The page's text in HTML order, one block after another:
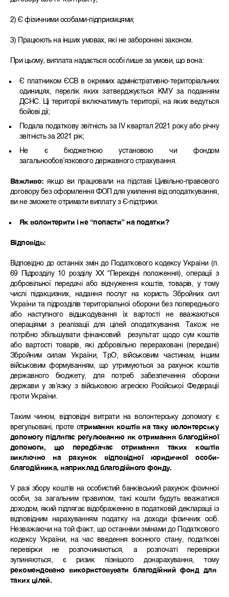
2) Є фізичними особами-підприємцями;
3) Працюють на інших умовах, які не заборонені законом.
При цьому, виплата надається особі лише за умови, що вона:
Є платником ЄСВ в окремих адміністративно-територіальних
одиницях, перелік яких затверджується КМУ за поданням
ДСНС. Ці території включатимуть території, на яких ведуться
бойові дії;
Подала податкову звітність за IV квартал 2021 року або річну
звітність за 2021 рік;
Не є бюджетною установою чи фондом
загальнообов’язкового державного страхування.
Важливо: якщо ви працювали на підставі Цивільно-правового
договору без оформлення ФОП для ухилення від оподаткування,
ви не зможете отримати виплату з Є-підтрики.
Як волонтерити і не “попасти” на податки?
Відповідь:
Відповідно до останніх змін до Податкового кодексу України (п.
69 Підрозділу 10 розділу XX "Перехідні положення), операції з
добровільної передачі або відчуження коштів, товарів, у тому
числі підакцизних, надання послуг на користь Збройних сил
України та підрозділів територіальної оборони без попереднього
або наступного відшкодування їх вартості не вважаються
операціями з реалізації для цілей оподаткування. Також не
потрібно збільшувати фінансовий результат щодо сум коштів
або вартості товарів, які добровільно перераховані (передані)
Збройним силам України, ТрО, військовим частинам, іншим
військовим формуванням, що утримуються за рахунок коштів
державного бюджету, для потреб забезпечення оборони
держави у зв’язку з військовою агресією Російської Федерації
проти України.
Таким чином, відповідні витрати на волонтерську допомогу є
врегульовані, проте отримання коштів на таку волонтерську
допомогу підлягає регулюванню як отримання благодійної
допомоги, що передбачає отримання таких коштів
виключно на рахунок відповідної юридичної особи-
благодійника, наприклад благодійного фонду.
У разі збору коштів на особистий банківський рахунок фізичної
особи, за загальним правилом, такі кошти будуть вважатися
доходом, який підлягає відображенню в податковій декларації із
відповідним нарахуванням податку на доходи фізичних осіб.
Незважаючи на той факт, що останніми змінами до Податкового
кодексу України, на час введення воєнного стану, податкові
перевірки не розпочинаються, а розпочаті перевірки
зупиняються, є ризик пізнішого донарахування, тому
рекомендовано використовувати благодійний фонд для
таких цілей.